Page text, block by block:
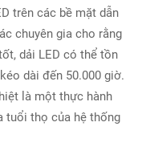
trên các bề mặt dẫn
chuyên gia cho rằng
dải LED có thể tồn
dài đến 50.000 giờ.
là một thực hành
tuổi thọ của hệ thống